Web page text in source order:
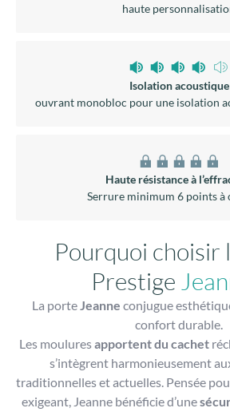
haute
Isolation acoustique
ouvrant monobloc pour une isolation
Haute résistance à
Serrure minimum 6 points à
Pourquoi choisir
Prestige
La porteJeanne conjugue
confort durable.
Les mouluresapportent du cachet
s’intègrent harmonieusement
traditionnelles et actuelles. Pensée
exigeant, Jeanne bénéficie d’une